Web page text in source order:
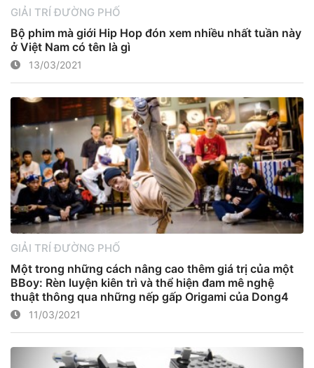
GIẢI TRÍ ĐƯỜNG PHỐ
Bộ phim mà giới Hip Hop đón xem nhiều nhất tuần này
ở Việt Nam có tên là gì
13/03/2021
GIẢI TRÍ ĐƯỜNG PHỐ
Một trong những cách nâng cao thêm giá trị của một
BBoy: Rèn luyện kiên trì và thể hiện đam mê nghệ
thuật thông qua những nếp gấp Origami của Dong4
11/03/2021